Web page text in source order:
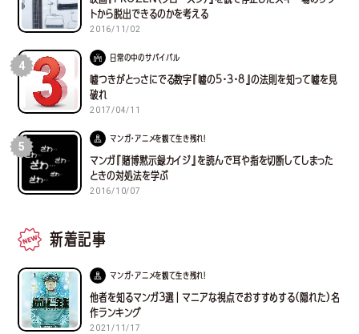
トから脱出できるのかを考える
2016/11/02
4
日常の中のサバイバル
嘘つきがとっさにでる数字『嘘の5・3・8』の法則を知って嘘を見
破れ
2017/04/11
5
マンガ・アニメを観て生き残れ！
マンガ『賭博黙示録カイジ』を読んで耳や指を切断してしまった
ときの対処法を学ぶ
2016/10/07
新着記事
マンガ・アニメを観て生き残れ！
他者を知るマンガ３選｜マニアな視点でおすすめする(隠れた)名
作ランキング
2021/11/17